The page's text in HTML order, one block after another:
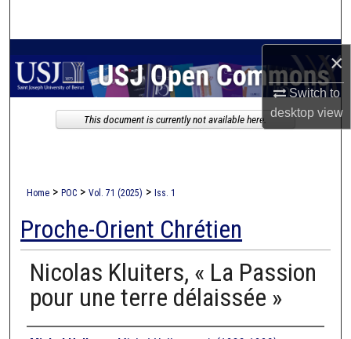
×
Switch to
desktopview
My Account
Home > POC > Vol. 71 (2025) > Iss. 1
Proche-Orient Chrétien
Nicolas Kluiters, « La Passion
pour une terre délaissée »
This document is currently not available here.